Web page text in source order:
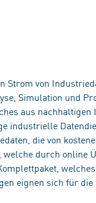
Strom von
Simulation und
aus
industrielle
die von
durch online
eignen sich für